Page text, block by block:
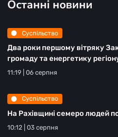
Останні новини
Суспільство
Два роки першому вітряку
громаду та енергетику
11:19 | 06 серпня
Суспільство
На Рахівщині семеро людей
10:12 | 03 серпня